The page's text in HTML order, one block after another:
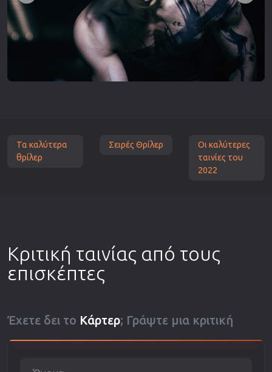
Τα καλύτερα
θρίλερ
Σειρές Θρίλερ
Οι καλύτερες
ταινίες του
2022
Κριτική ταινίας από τους
επισκέπτες
Έχετε δει το Κάρτερ; Γράψτε μια κριτική